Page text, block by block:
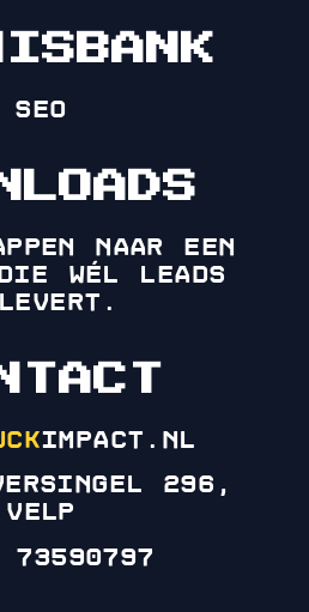
SEO
naar een
wél leads
impact.nl
296,
Velp
73590797